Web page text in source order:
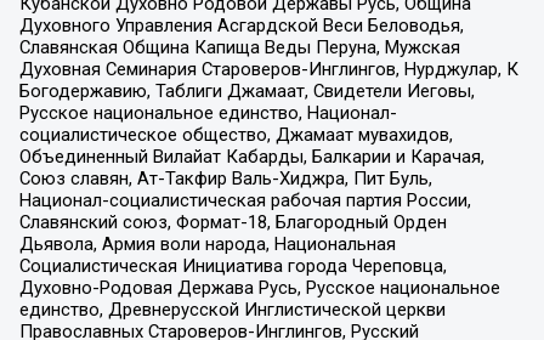
Духовного Управления Асгардской Веси Беловодья,
Славянская Община Капища Веды Перуна, Мужская
Духовная Семинария Староверов-Инглингов, Нурджулар, К
Богодержавию, Таблиги Джамаат, Свидетели Иеговы,
Русское национальное единство, Национал-
социалистическое общество, Джамаат мувахидов,
Объединенный Вилайат Кабарды, Балкарии и Карачая,
Союз славян, Ат-Такфир Валь-Хиджра, Пит Буль,
Национал-социалистическая рабочая партия России,
Славянский союз, Формат-18, Благородный Орден
Дьявола, Армия воли народа, Национальная
Социалистическая Инициатива города Череповца,
Духовно-Родовая Держава Русь, Русское национальное
единство, Древнерусской Инглистической церкви
Православных Староверов-Инглингов, Русский